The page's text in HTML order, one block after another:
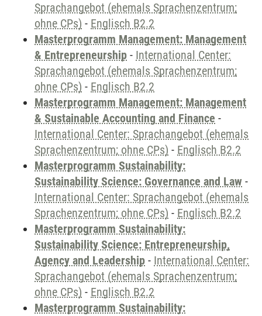
Sprachangebot (ehemals Sprachenzentrum;
ohne CPs) - Englisch B2.2
Masterprogramm Management: Management
& Entrepreneurship - International Center:
Sprachangebot (ehemals Sprachenzentrum;
ohne CPs) - Englisch B2.2
Masterprogramm Management: Management
& Sustainable Accounting and Finance -
International Center: Sprachangebot (ehemals
Sprachenzentrum; ohne CPs) - Englisch B2.2
Masterprogramm Sustainability:
Sustainability Science: Governance and Law -
International Center: Sprachangebot (ehemals
Sprachenzentrum; ohne CPs) - Englisch B2.2
Masterprogramm Sustainability:
Sustainability Science: Entrepreneurship,
Agency and Leadership - International Center:
Sprachangebot (ehemals Sprachenzentrum;
ohne CPs) - Englisch B2.2
Masterprogramm Sustainability: